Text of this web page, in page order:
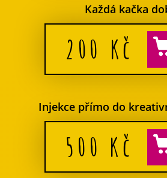
Každá kačka
200 Kč
Injekce přímo do
500 Kč